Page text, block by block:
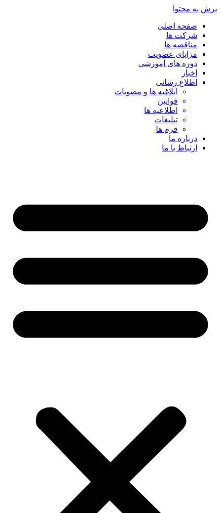
پرش به محتوا
صفحه اصلی
شرکت ها
مناقصه ها
مزایای عضویت
دوره های آموزشی
اخبار
اطلاع رسانی
ابلاغیه ها و مصوبات
قوانین
اطلاعیه ها
تبلیغات
فرم ها
درباره ما
ارتباط با ما